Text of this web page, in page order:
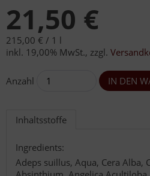
21,50 €
215,00 € / 1 l
inkl. 19,00% MwSt., zzgl.
Anzahl
Inhaltsstoffe
Ingredients:
Adeps suillus, Aqua, Cera Alba,